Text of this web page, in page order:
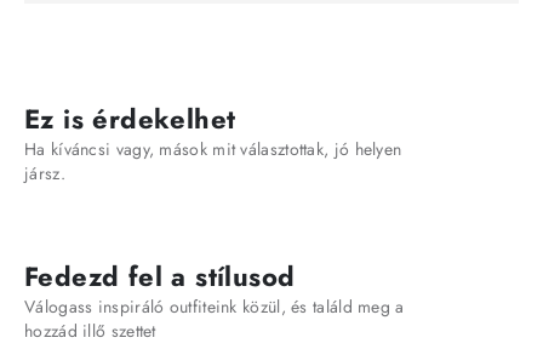
Ez is érdekelhet
Ha kíváncsi vagy, mások mit választottak, jó helyen
jársz.
Fedezd fel a stílusod
Válogass inspiráló outfiteink közül, és találd meg a
hozzád illő szettet